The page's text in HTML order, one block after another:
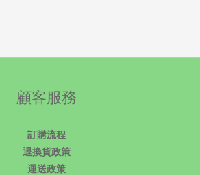
顧客服務
訂購流程
退換貨政策
運送政策